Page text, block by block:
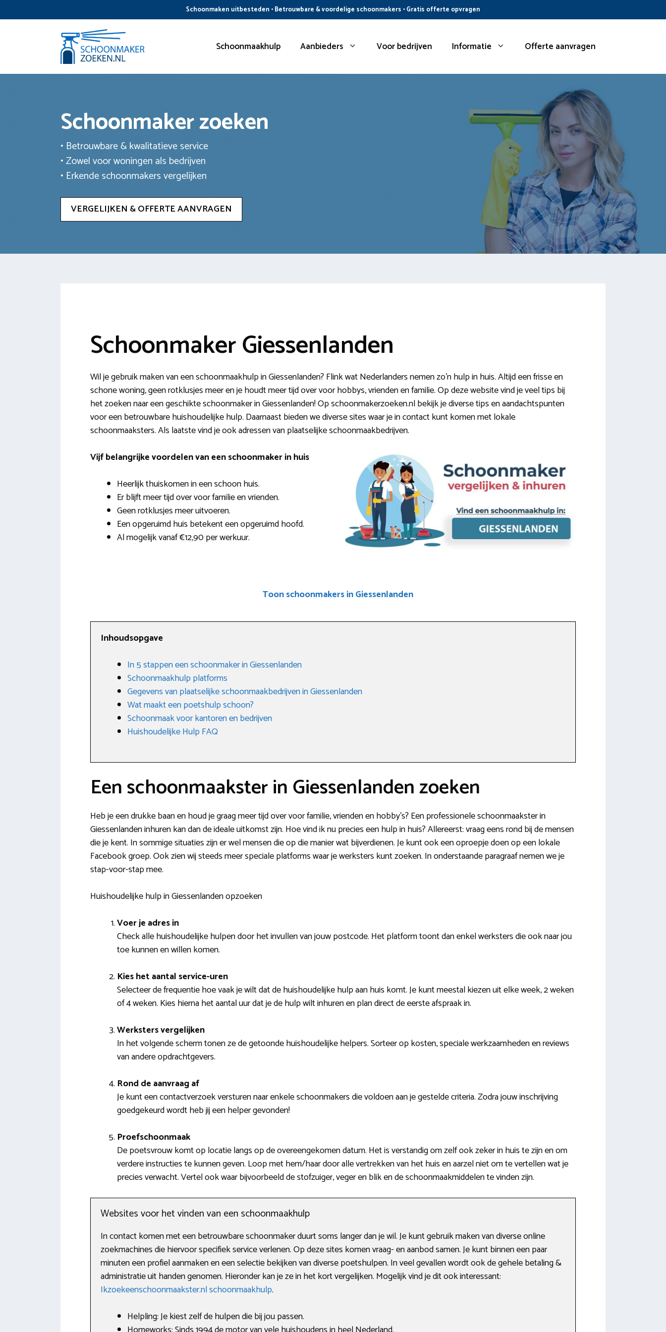
naar
Schoonmaken uitbesteden • Betrouwbare & voordelige schoonmakers • Gratis offerte opvragen
Schoonmaakhulp Aanbieders Voor bedrijven Informatie Offerte aanvragen
Schoonmaker zoeken
• Betrouwbare & kwalitatieve service
• Zowel voor woningen als bedrijven
• Erkende schoonmakers vergelijken
VERGELIJKEN & OFFERTE AANVRAGEN
Schoonmaker Giessenlanden
Wil je gebruik maken van een schoonmaakhulp in Giessenlanden? Flink wat Nederlanders nemen zo’n hulp in huis. Altijd een frisse en
schone woning, geen rotklusjes meer en je houdt meer tijd over voor hobbys, vrienden en familie. Op deze website vind je veel tips bij
het zoeken naar een geschikte schoonmaker in Giessenlanden! Op schoonmakerzoeken.nl bekijk je diverse tips en aandachtspunten
voor een betrouwbare huishoudelijke hulp. Daarnaast bieden we diverse sites waar je in contact kunt komen met lokale
schoonmaaksters. Als laatste vind je ook adressen van plaatselijke schoonmaakbedrijven.
Vijf belangrijke voordelen van een schoonmaker in huis
Heerlijk thuiskomen in een schoon huis.
Er blijft meer tijd over voor familie en vrienden.
Geen rotklusjes meer uitvoeren.
Een opgeruimd huis betekent een opgeruimd hoofd.
Al mogelijk vanaf €12,90 per werkuur.
Toon schoonmakers in Giessenlanden
Inhoudsopgave
In 5 stappen een schoonmaker in Giessenlanden
Schoonmaakhulp platforms
Gegevens van plaatselijke schoonmaakbedrijven in Giessenlanden
Wat maakt een poetshulp schoon?
Schoonmaak voor kantoren en bedrijven
Huishoudelijke Hulp FAQ
Een schoonmaakster in Giessenlanden zoeken
Heb je een drukke baan en houd je graag meer tijd over voor familie, vrienden en hobby’s? Een professionele schoonmaakster in
Giessenlanden inhuren kan dan de ideale uitkomst zijn. Hoe vind ik nu precies een hulp in huis? Allereerst: vraag eens rond bij de mensen
die je kent. In sommige situaties zijn er wel mensen die op die manier wat bijverdienen. Je kunt ook een oproepje doen op een lokale
Facebook groep. Ook zien wij steeds meer speciale platforms waar je werksters kunt zoeken. In onderstaande paragraaf nemen we je
stap-voor-stap mee.
Huishoudelijke hulp in Giessenlanden opzoeken
Voer je adres in
Check alle huishoudelijke hulpen door het invullen van jouw postcode. Het platform toont dan enkel werksters die ook naar jou
toe kunnen en willen komen.
Kies het aantal service-uren
Selecteer de frequentie hoe vaak je wilt dat de huishoudelijke hulp aan huis komt. Je kunt meestal kiezen uit elke week, 2 weken
of 4 weken. Kies hierna het aantal uur dat je de hulp wilt inhuren en plan direct de eerste afspraak in.
Werksters vergelijken
In het volgende scherm tonen ze de getoonde huishoudelijke helpers. Sorteer op kosten, speciale werkzaamheden en reviews
van andere opdrachtgevers.
Rond de aanvraag af
Je kunt een contactverzoek versturen naar enkele schoonmakers die voldoen aan je gestelde criteria. Zodra jouw inschrijving
goedgekeurd wordt heb jij een helper gevonden!
Proefschoonmaak
De poetsvrouw komt op locatie langs op de overeengekomen datum. Het is verstandig om zelf ook zeker in huis te zijn en om
verdere instructies te kunnen geven. Loop met hem/haar door alle vertrekken van het huis en aarzel niet om te vertellen wat je
precies verwacht. Vertel ook waar bijvoorbeeld de stofzuiger, veger en blik en de schoonmaakmiddelen te vinden zijn.
Websites voor het vinden van een schoonmaakhulp
In contact komen met een betrouwbare schoonmaker duurt soms langer dan je wil. Je kunt gebruik maken van diverse online
zoekmachines die hiervoor specifiek service verlenen. Op deze sites komen vraag- en aanbod samen. Je kunt binnen een paar
minuten een profiel aanmaken en een selectie bekijken van diverse poetshulpen. In veel gevallen wordt ook de gehele betaling &
administratie uit handen genomen. Hieronder kan je ze in het kort vergelijken. Mogelijk vind je dit ook interessant:
Ikzoekeenschoonmaakster.nl schoonmaakhulp.
Helpling: Je kiest zelf de hulpen die bij jou passen.